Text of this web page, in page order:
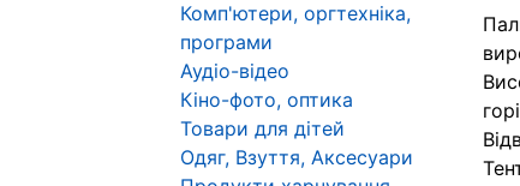
Комп'ютери, оргтехніка,
програми
Аудіо-відео
Кіно-фото, оптика
Товари для дітей
Одяг, Взуття, Аксесуари